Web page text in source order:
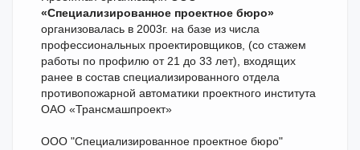
«Специализированное проектное бюро»
организовалась в 2003г. на базе из числа
профессиональных проектировщиков, (со стажем
работы по профилю от 21 до 33 лет), входящих
ранее в состав специализированного отдела
противопожарной автоматики проектного института
ОАО «Трансмашпроект»
ООО "Специализированное проектное бюро"